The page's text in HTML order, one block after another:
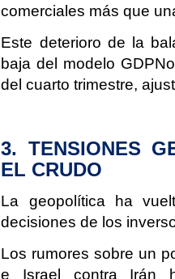
comerciales más que
Este deterioro de la
baja del modelo
del cuarto trimestre,
3. TENSIONES
EL CRUDO
La geopolítica ha
decisiones de los
Los rumores sobre un
e Israel contra Irán